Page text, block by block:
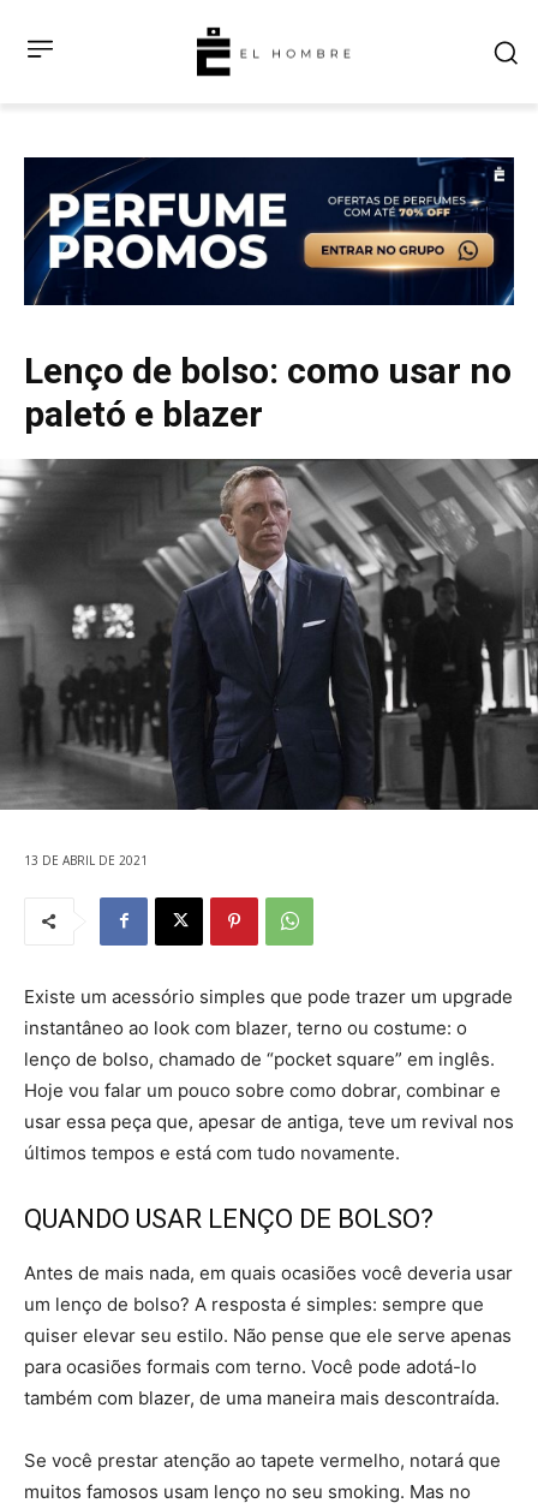
Lenço de bolso: como usar no
paletó e blazer
13 DE ABRIL DE 2021
Existe um acessório simples que pode trazer um upgrade
instantâneo ao look com blazer, terno ou costume: o
lenço de bolso, chamado de “pocket square” em inglês.
Hoje vou falar um pouco sobre como dobrar, combinar e
usar essa peça que, apesar de antiga, teve um revival nos
últimos tempos e está com tudo novamente.
QUANDO USAR LENÇO DE BOLSO?
Antes de mais nada, em quais ocasiões você deveria usar
um lenço de bolso? A resposta é simples: sempre que
quiser elevar seu estilo. Não pense que ele serve apenas
para ocasiões formais com terno. Você pode adotá-lo
também com blazer, de uma maneira mais descontraída.
Se você prestar atenção ao tapete vermelho, notará que
muitos famosos usam lenço no seu smoking. Mas no